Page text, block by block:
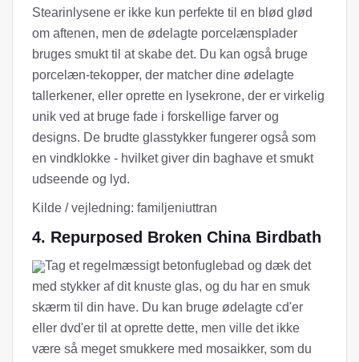
Stearinlysene er ikke kun perfekte til en blød glød
om aftenen, men de ødelagte porcelænsplader
bruges smukt til at skabe det. Du kan også bruge
porcelæn-tekopper, der matcher dine ødelagte
tallerkener, eller oprette en lysekrone, der er virkelig
unik ved at bruge fade i forskellige farver og
designs. De brudte glasstykker fungerer også som
en vindklokke - hvilket giver din baghave et smukt
udseende og lyd.
Kilde / vejledning: familjeniuttran
4. Repurposed Broken China Birdbath
Tag et regelmæssigt betonfuglebad og dæk det
med stykker af dit knuste glas, og du har en smuk
skærm til din have. Du kan bruge ødelagte cd'er
eller dvd'er til at oprette dette, men ville det ikke
være så meget smukkere med mosaikker, som du